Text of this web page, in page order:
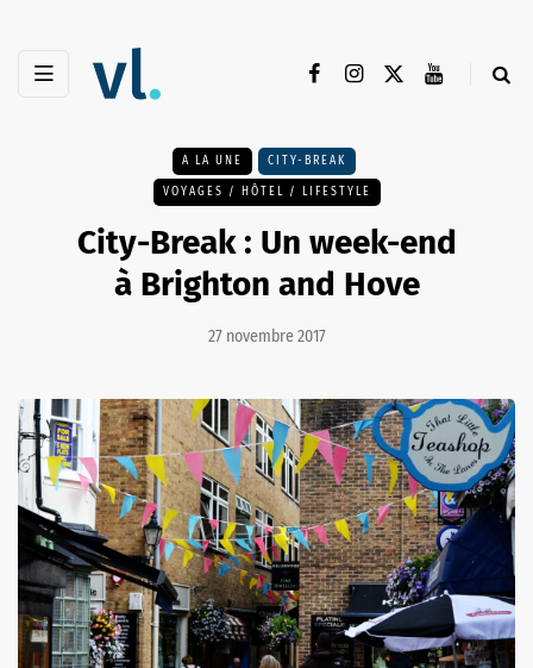
A LA UNE CITY-BREAK
VOYAGES / HÔTEL / LIFESTYLE
City-Break : Un week-end
à Brighton and Hove
27 novembre 2017